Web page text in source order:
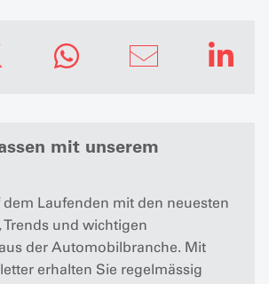
mit unserem
dem Laufenden mit den neuesten
und wichtigen
der Automobilbranche. Mit
erhalten Sie regelmässig